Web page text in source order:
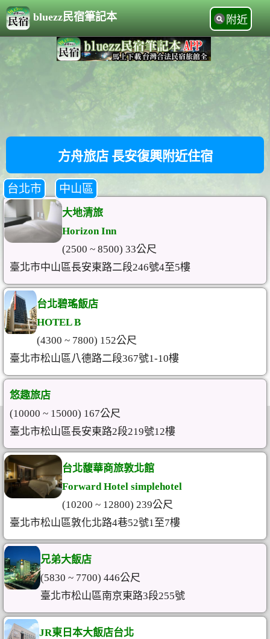
bluezz民宿筆記本 附近
方舟旅店 長安復興附近住宿
台北市 中山區
大地清旅
Horizon Inn
(2500 ~ 8500) 33公尺
臺北市中山區長安東路二段246號4至5樓
台北碧瑤飯店
HOTEL B
(4300 ~ 7800) 152公尺
臺北市松山區八德路二段367號1-10樓
悠趣旅店
(10000 ~ 15000) 167公尺
臺北市松山區長安東路2段219號12樓
台北馥華商旅敦北館
Forward Hotel simplehotel
(10200 ~ 12800) 239公尺
臺北市松山區敦化北路4巷52號1至7樓
兄弟大飯店
(5830 ~ 7700) 446公尺
臺北市松山區南京東路3段255號
JR東日本大飯店台北